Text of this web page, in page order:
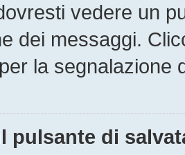
vedere un
dei messaggi.
la segnalazione
pulsante di